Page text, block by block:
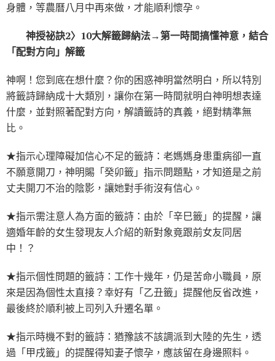
身體，等農曆八月中再來做，才能順利懷孕。
神授祕訣2〉10大解籤歸納法→第一時間搞懂神意，結合
「配對方向」解籤
神啊！您到底在想什麼？你的困惑神明當然明白，所以特別
將籤詩歸納成十大類別，讓你在第一時間就明白神明想表達
什麼，並對照著配對方向，解讀籤詩的真義，絕對精準無
比。
★指示心理障礙加信心不足的籤詩：老媽媽身患重病卻一直
不願意開刀，神明賜「癸卯籤」指示問題點，才知道是之前
丈夫開刀不治的陰影，讓她對手術沒有信心。
★指示需注意人為方面的籤詩：由於「辛巳籤」的提醒，讓
適婚年齡的女生發現友人介紹的新對象竟跟前女友同居
中！？
★指示個性問題的籤詩：工作十幾年，仍是苦命小職員，原
來是因為個性太直接？幸好有「乙丑籤」提醒他反省改進，
最後終於順利被上司列入升遷名單。
★指示時機不對的籤詩：猶豫該不該調派到大陸的先生，透
過「甲戌籤」的提醒得知妻子懷孕，應該留在身邊照料。